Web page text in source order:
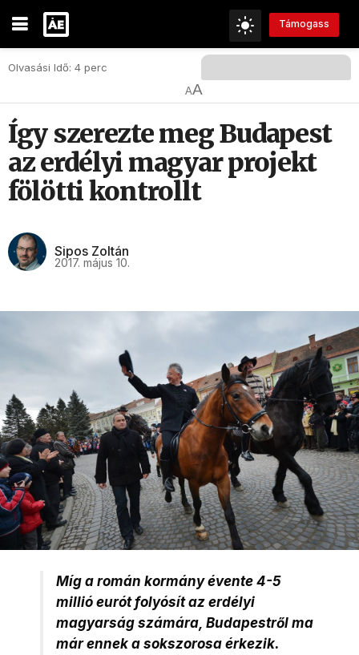
Támogass
Olvasási Idő: 4 perc
AA
Így szerezte meg Budapest
az erdélyi magyar projekt
fölötti kontrollt
Sipos Zoltán
2017. május 10.
Míg a román kormány évente 4-5
millió eurót folyósít az erdélyi
magyarság számára, Budapestről ma
már ennek a sokszorosa érkezik.